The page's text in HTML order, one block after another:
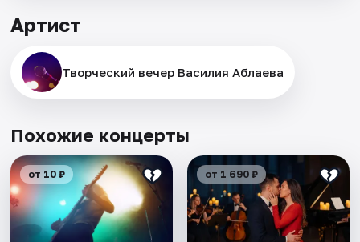
Артист
Творческий вечер Василия Аблаева
Похожие концерты
от 10 ₽ от 1 690 ₽